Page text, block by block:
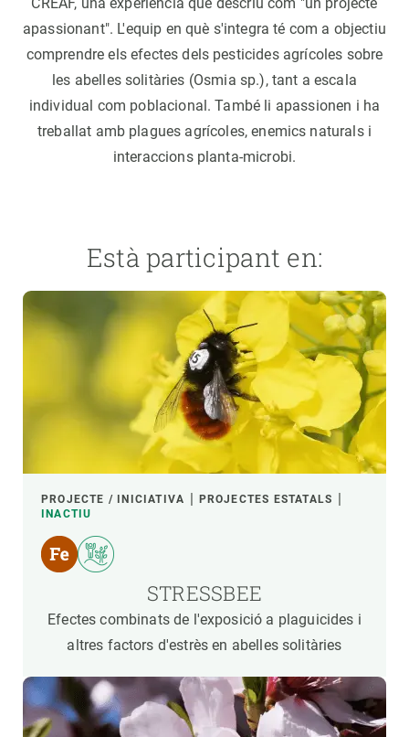
apassionant". L'equip en què s'integra té com a objectiu
comprendre els efectes dels pesticides agrícoles sobre
les abelles solitàries (Osmia sp.), tant a escala
individual com poblacional. També li apassionen i ha
treballat amb plagues agrícoles, enemics naturals i
interaccions planta-microbi.
Està participant en:
PROJECTE / INICIATIVA
PROJECTES ESTATALS
INACTIU
STRESSBEE
Efectes combinats de l'exposició a plaguicides i
altres factors d'estrès en abelles solitàries